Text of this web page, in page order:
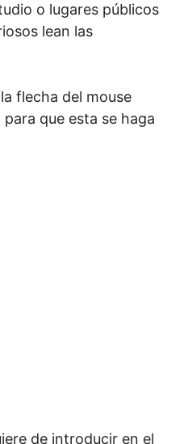
o lugares públicos
lean las
flecha del mouse
que esta se haga
de introducir en el